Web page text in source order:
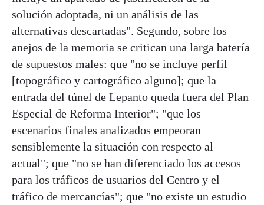
solución adoptada, ni un análisis de las
alternativas descartadas". Segundo, sobre los
anejos de la memoria se critican una larga batería
de supuestos males: que "no se incluye perfil
[topográfico y cartográfico alguno]; que la
entrada del túnel de Lepanto queda fuera del Plan
Especial de Reforma Interior"; "que los
escenarios finales analizados empeoran
sensiblemente la situación con respecto al
actual"; que "no se han diferenciado los accesos
para los tráficos de usuarios del Centro y el
tráfico de mercancías"; que "no existe un estudio